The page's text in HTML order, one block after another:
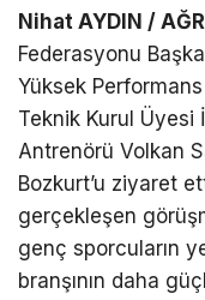
Nihat AYDIN /
Federasyonu
Yüksek
Teknik Kurul Üyesi
Antrenörü Volkan
Bozkurt’u ziyaret
gerçekleşen
genç sporcuların
branşının daha